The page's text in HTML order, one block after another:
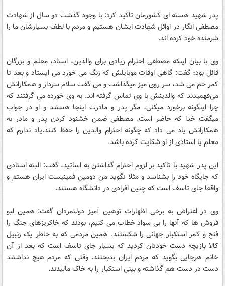
پدر شهید هسته ای کشورمان تاکید کرد: با وجود گذشت دو سال از شهادت
مصطفی انگار در اوائل شهادت ایشان هستیم و مردم با لطف بسیارشان ما را
شرمنده خود کرده اند.
وی با بیان اینکه مصطفی احترام زیادی برای والدین، استاد، معلم و بزرگان
قائل بود؛ گفت: گاهی اوقات موبایلش که زنگ می خورد می ایستاد و بعد تا
کمر خم می شد، سر روی میز میگذاشت و می گفت سلام سردار و همکارانش
می‌فهمیدند که والدینش با وی تماس گرفته اند. به وی خورده می گرفتند که
چرا اینگونه برخورد میکنی، مگر پدر و مادرت اینجا هستند و او در جواب
میگفت خدا که حاضر است. مصطفی ضمن خشنود کردن پدر و مادر به
همکارانش یاد می داد که چگونه احترام والدین را حفظ کنند.یاد ندارم که
معلم یا استادی از او شکایت کرده باشد.
این پدر شهید با تاکید بر لزوم احترام گذاشتن به اساتید، گفت: البته استادی
که جایگاه خود را بشناسد و مثلا نگوید من دومین فمینیست ایران هستم و
واقعا جای تاسف است که چنین افرادی در دانشگاه هستند.
وی در اعتراض به برخی اظهارات توهین آمیز دولتمردان گفت: همین لبو
فروش ها که آنها را بی سواد خطاب می کنیم، بودند که خاکریزهای جنگ را
فتح و کمر استکبار جهانی را شکستند. همین مردمی که به خاطر یک زنبیل
کالا بازیچه دست خودتان کردید که بسیار جای تاسف است که بعد از آن
خانم هرجایی بگوید که مردم ایران بدبختند. وقتی که مردم هیچ نداشتند
دست در دست هم گذاشته و بینی استکبار را به خاک مالیدند.